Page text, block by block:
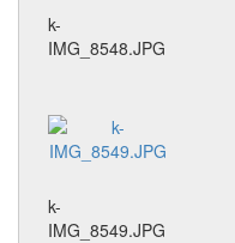
k-
IMG_8548.JPG
k-
IMG_8549.JPG